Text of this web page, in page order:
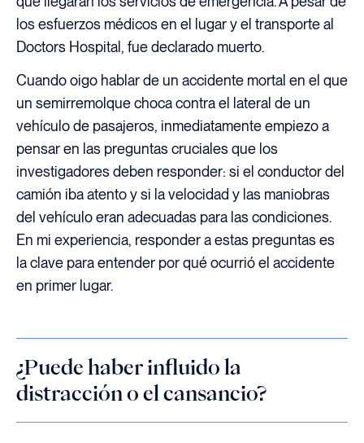
los esfuerzos médicos en el lugar y el transporte al
Doctors Hospital, fue declarado muerto.
Cuando oigo hablar de un accidente mortal en el que
un semirremolque choca contra el lateral de un
vehículo de pasajeros, inmediatamente empiezo a
pensar en las preguntas cruciales que los
investigadores deben responder: si el conductor del
camión iba atento y si la velocidad y las maniobras
del vehículo eran adecuadas para las condiciones.
En mi experiencia, responder a estas preguntas es
la clave para entender por qué ocurrió el accidente
en primer lugar.
¿Puede haber influido la
distracción o el cansancio?